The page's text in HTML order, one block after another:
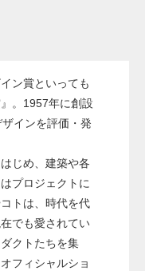
ン賞といっても
。1957年に創設
インを評価・発
じめ、建築や各
プロジェクトに
トは、時代を代
でも愛されてい
クトたちを集
フィシャルショ